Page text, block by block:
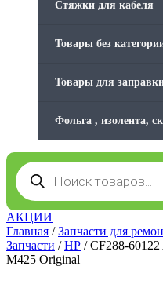
Стяжки для кабеля
Товары без
Товары для
Фольга , изолента,
Поиск
товаров
АКЦИИ
Главная /Запчасти для
Запчасти /HP / CF288-60122
M425 Original